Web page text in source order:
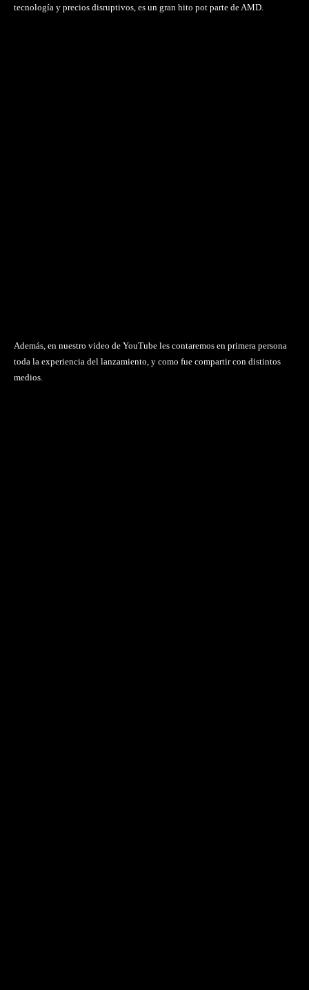
tecnología y precios disruptivos, es un gran hito pot parte de AMD.
Además, en nuestro video de YouTube les contaremos en primera persona
toda la experiencia del lanzamiento, y como fue compartir con distintos
medios.